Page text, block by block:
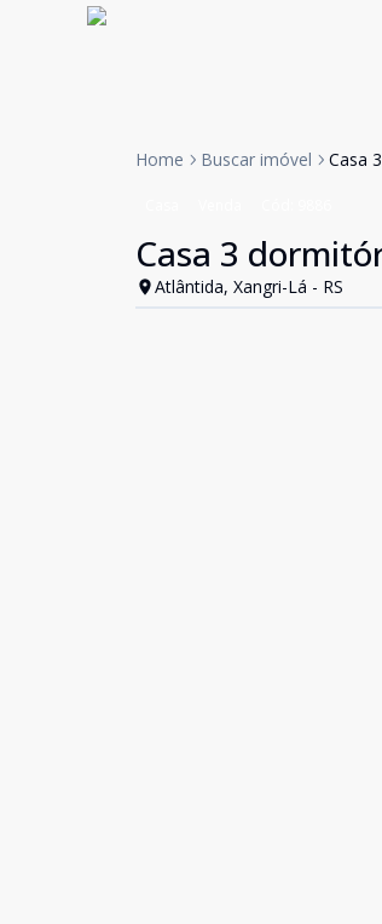
Home Buscar imóvel Casa
Casa 3
Atlântida, Xangri-Lá - RS